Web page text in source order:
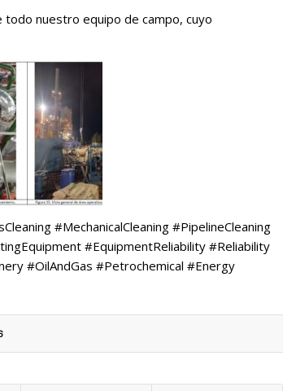
todo nuestro equipo de campo, cuyo
#MechanicalCleaning #PipelineCleaning
#EquipmentReliability #Reliability
#OilAndGas #Petrochemical #Energy